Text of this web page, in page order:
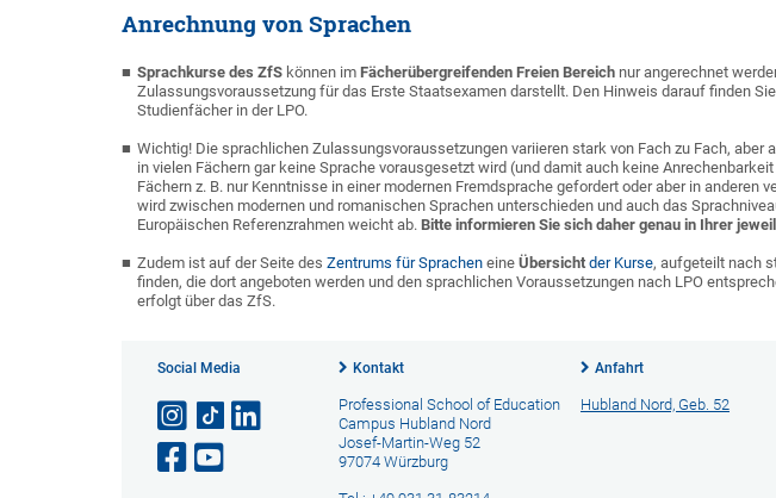
Anrechnung von Sprachen
Sprachkurse des ZfS können im Fächerübergreifenden Freien Bereich nur angerechnet
Zulassungsvoraussetzung für das Erste Staatsexamen darstellt. Den Hinweis darauf finden
Studienfächer in der LPO.
Wichtig! Die sprachlichen Zulassungsvoraussetzungen variieren stark von Fach zu Fach, aber
in vielen Fächern gar keine Sprache vorausgesetzt wird (und damit auch keine
Fächern z. B. nur Kenntnisse in einer modernen Fremdsprache gefordert oder aber in anderen
wird zwischen modernen und romanischen Sprachen unterschieden und auch das
Europäischen Referenzrahmen weicht ab. Bitte informieren Sie sich daher genau in Ihrer
Zudem ist auf der Seite des Zentrums für Sprachen eine Übersicht der Kurse, aufgeteilt nach
finden, die dort angeboten werden und den sprachlichen Voraussetzungen nach LPO
erfolgt über das ZfS.
Social Media Kontakt
Professional School of Education
Campus Hubland Nord
Josef-Martin-Weg 52
97074 Würzburg
Anfahrt
Hubland Nord, Geb. 52